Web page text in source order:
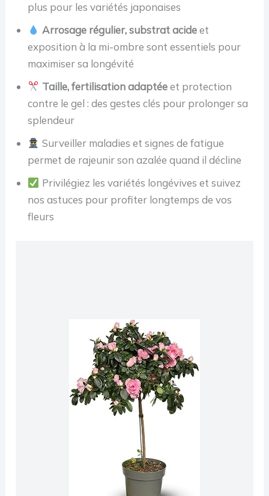
plus pour les variétés japonaises
Arrosage régulier, substrat acideet
exposition à la mi-ombre sont essentiels pour
maximiser sa longévité
Taille, fertilisation adaptéeet protection
contre le gel : des gestes clés pour prolonger sa
splendeur
Surveiller maladies et signes de fatigue
permet de rajeunir son azalée quand il décline
Privilégiez les variétés longévives et suivez
nos astuces pour profiter longtemps de vos
fleurs